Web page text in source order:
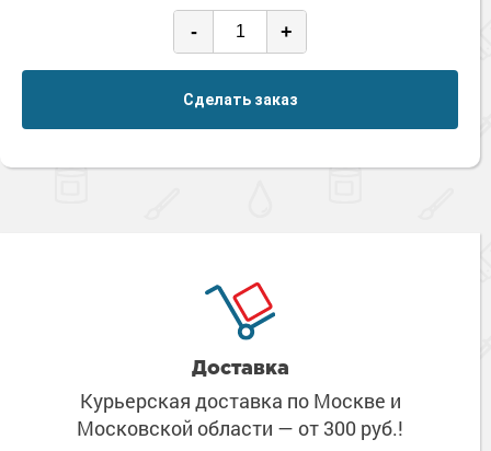
- +
Сделать заказ
Доставка
Курьерская доставка по Москве и
Московской области — от 300 руб.!